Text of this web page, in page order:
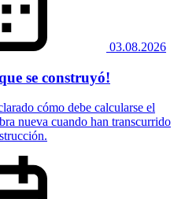
03.08.2026
se construyó!
cómo debe calcularse el
nueva cuando han transcurrido